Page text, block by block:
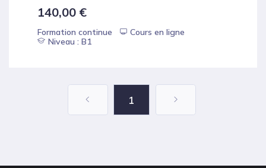
140,00 €
Formation continue
Cours en ligne
Niveau : B1
1